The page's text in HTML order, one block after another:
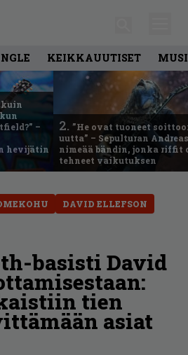
KEIKKAUUTISET
–
hevijätin
2. ”He ovat tuoneet
uutta” – Sepulturan
nimeää bändin, jonka riffit
tehneet vaikutuksen
DAVID ELLEFSON
basisti David
tien
asiat